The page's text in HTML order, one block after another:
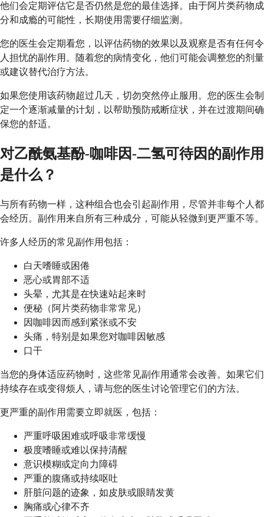
他们会定期评估它是否仍然是您的最佳选择。由于阿片类药物成
分和成瘾的可能性，长期使用需要仔细监测。
您的医生会定期看您，以评估药物的效果以及观察是否有任何令
人担忧的副作用。随着您的病情变化，他们可能会调整您的剂量
或建议替代治疗方法。
如果您使用该药物超过几天，切勿突然停止服用。您的医生会制
定一个逐渐减量的计划，以帮助预防戒断症状，并在过渡期间确
保您的舒适。
对乙酰氨基酚-咖啡因-二氢可待因的副作用
是什么？
与所有药物一样，这种组合也会引起副作用，尽管并非每个人都
会经历。副作用来自所有三种成分，可能从轻微到更严重不等。
许多人经历的常见副作用包括：
白天嗜睡或困倦
恶心或胃部不适
头晕，尤其是在快速站起来时
便秘（阿片类药物非常常见）
因咖啡因而感到紧张或不安
头痛，特别是如果您对咖啡因敏感
口干
当您的身体适应药物时，这些常见副作用通常会改善。如果它们
持续存在或变得烦人，请与您的医生讨论管理它们的方法。
更严重的副作用需要立即就医，包括：
严重呼吸困难或呼吸非常缓慢
极度嗜睡或难以保持清醒
意识模糊或定向力障碍
严重的腹痛或持续呕吐
肝脏问题的迹象，如皮肤或眼睛发黄
胸痛或心律不齐